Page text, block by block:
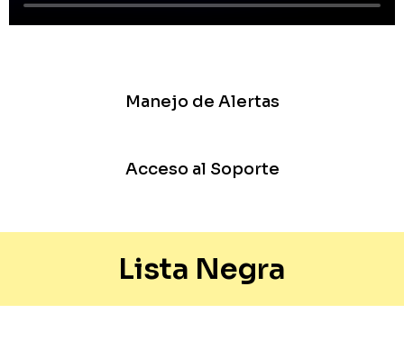
Manejo de Alertas
Acceso al Soporte
Lista Negra